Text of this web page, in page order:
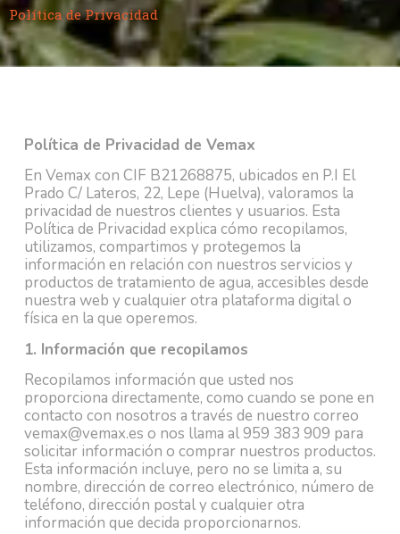
Política de Privacidad
Política de Privacidad de Vemax
En Vemax con CIF B21268875, ubicados en P.I El
Prado C/ Lateros, 22, Lepe (Huelva), valoramos la
privacidad de nuestros clientes y usuarios. Esta
Política de Privacidad explica cómo recopilamos,
utilizamos, compartimos y protegemos la
información en relación con nuestros servicios y
productos de tratamiento de agua, accesibles desde
nuestra web y cualquier otra plataforma digital o
física en la que operemos.
1. Información que recopilamos
Recopilamos información que usted nos
proporciona directamente, como cuando se pone en
contacto con nosotros a través de nuestro correo
vemax@vemax.es o nos llama al 959 383 909 para
solicitar información o comprar nuestros productos.
Esta información incluye, pero no se limita a, su
nombre, dirección de correo electrónico, número de
teléfono, dirección postal y cualquier otra
información que decida proporcionarnos.